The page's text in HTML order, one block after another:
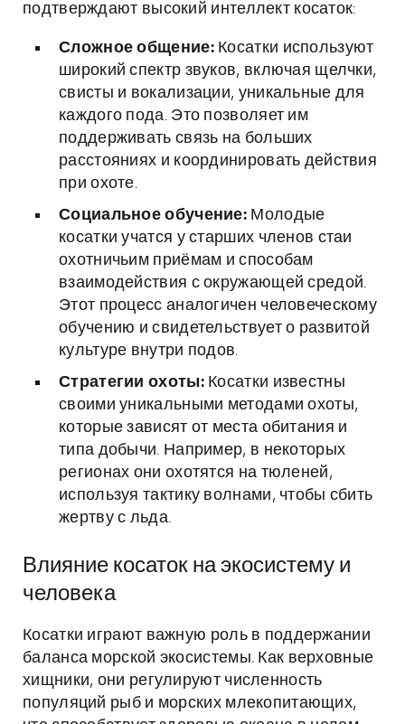
подтверждают высокий интеллект косаток:
Сложное общение:Косатки используют
широкий спектр звуков, включая щелчки,
свисты и вокализации, уникальные для
каждого пода. Это позволяет им
поддерживать связь на больших
расстояниях и координировать действия
при охоте.
Социальное обучение: Молодые
косатки учатся у старших членов стаи
охотничьим приёмам и способам
взаимодействия с окружающей средой.
Этот процесс аналогичен человеческому
обучению и свидетельствует о развитой
культуре внутри подов.
Стратегии охоты:Косатки известны
своими уникальными методами охоты,
которые зависят от места обитания и
типа добычи. Например, в некоторых
регионах они охотятся на тюленей,
используя тактику волнами, чтобы сбить
жертву с льда.
Влияние косаток на экосистему и
человека
Косатки играют важную роль в поддержании
баланса морской экосистемы. Как верховные
хищники, они регулируют численность
популяций рыб и морских млекопитающих,